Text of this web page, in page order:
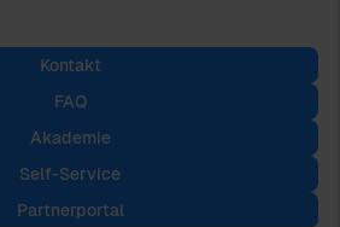
Kontakt
FAQ
Akademie
Self-Service
Partnerportal